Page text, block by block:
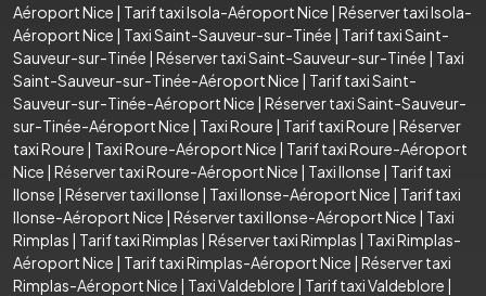
Aéroport Nice | Tarif taxi Isola-Aéroport Nice | Réserver taxi Isola-
Aéroport Nice | Taxi Saint-Sauveur-sur-Tinée | Tarif taxi Saint-
Sauveur-sur-Tinée | Réserver taxi Saint-Sauveur-sur-Tinée | Taxi
Saint-Sauveur-sur-Tinée-Aéroport Nice | Tarif taxi Saint-
Sauveur-sur-Tinée-Aéroport Nice | Réserver taxi Saint-Sauveur-
sur-Tinée-Aéroport Nice | Taxi Roure | Tarif taxi Roure | Réserver
taxi Roure | Taxi Roure-Aéroport Nice | Tarif taxi Roure-Aéroport
Nice | Réserver taxi Roure-Aéroport Nice | Taxi Ilonse | Tarif taxi
Ilonse | Réserver taxi Ilonse | Taxi Ilonse-Aéroport Nice | Tarif taxi
Ilonse-Aéroport Nice | Réserver taxi Ilonse-Aéroport Nice | Taxi
Rimplas | Tarif taxi Rimplas | Réserver taxi Rimplas | Taxi Rimplas-
Aéroport Nice | Tarif taxi Rimplas-Aéroport Nice | Réserver taxi
Rimplas-Aéroport Nice | Taxi Valdeblore | Tarif taxi Valdeblore |